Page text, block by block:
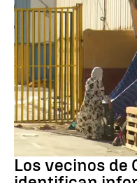
Ceuta
Los vecinos de